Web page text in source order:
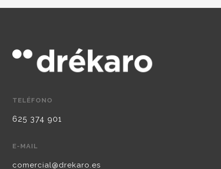
TELÉFONO
625 374 901
E-MAIL
comercial@drekaro.es